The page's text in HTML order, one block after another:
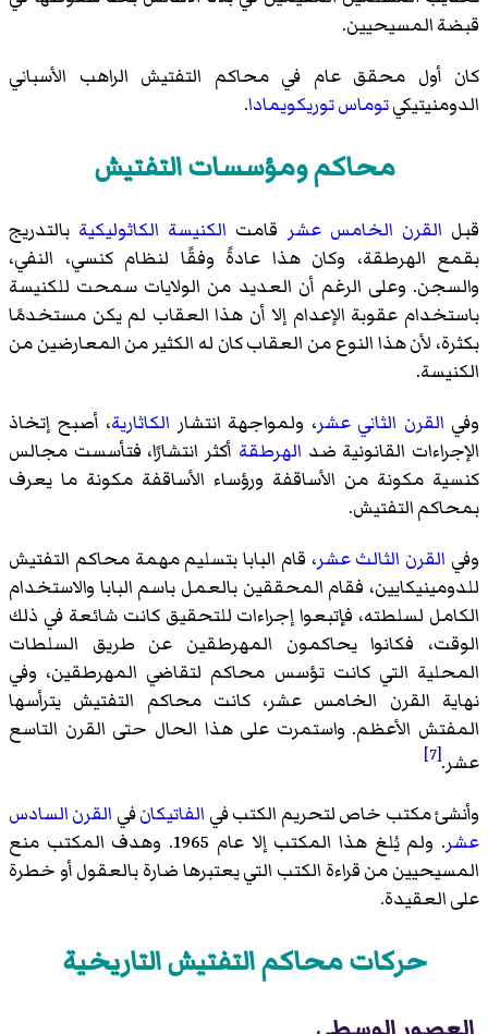
قبضة المسيحيين.
كان أول محقق عام في محاكم التفتيش الراهب الأسباني
الدومنيتيكيتوماس توريكويمادا.
محاكم ومؤسسات التفتيش
قبل القرن الخامس عشر قامت الكنيسة الكاثوليكية بالتدريج
بقمع الهرطقة، وكان هذا عادةً وفقًا لنظام كنسي، النفي،
والسجن. وعلى الرغم أن العديد من الولايات سمحت للكنيسة
باستخدام عقوبة الإعدام إلا أن هذا العقاب لم يكن مستخدمًا
بكثرة، لأن هذا النوع من العقاب كان له الكثير من المعارضين من
الكنيسة.
وفي القرن الثاني عشر، ولمواجهة انتشار الكاثارية، أصبح إتخاذ
الإجراءات القانونية ضد الهرطقة أكثر انتشارًا، فتأسست مجالس
كنسية مكونة من الأساقفة ورؤساء الأساقفة مكونة ما يعرف
بمحاكم التفتيش.
وفي القرن الثالث عشر، قام البابا بتسليم مهمة محاكم التفتيش
للدومينيكايين، فقام المحققين بالعمل باسم البابا والاستخدام
الكامل لسلطته، فإتبعوا إجراءات للتحقيق كانت شائعة في ذلك
الوقت، فكانوا يحاكمون المهرطقين عن طريق السلطات
المحلية التي كانت تؤسس محاكم لتقاضي المهرطقين، وفي
نهاية القرن الخامس عشر، كانت محاكم التفتيش يترأسها
المفتش الأعظم. واستمرت على هذا الحال حتى القرن التاسع
عشر.[7]
وأنشئ مكتب خاص لتحريم الكتب في الفاتيكانفي القرن السادس
عشر
. ولم يُلغ هذا المكتب إلا عام 1965. وهدف المكتب منع
المسيحيين من قراءة الكتب التي يعتبرها ضارة بالعقول أو خطرة
على العقيدة.
حركات محاكم التفتيش التاريخية